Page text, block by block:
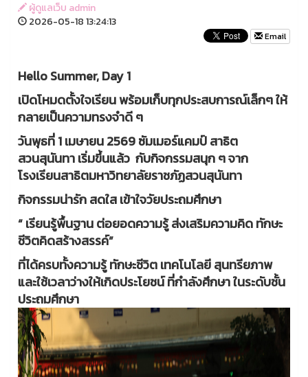
ผู้ดูแลเว็บ admin
2026-05-18 13:24:13
Email
Hello Summer, Day 1
เปิดโหมดตั้งใจเรียน พร้อมเก็บทุกประสบการณ์เล็กๆ ให้
กลายเป็นความทรงจำดี ๆ
วันพุธที่ 1 เมษายน 2569 ซัมเมอร์แคมป์ สาธิต
สวนสุนันทา เริ่มขึ้นแล้ว กับกิจกรรมสนุก ๆ จาก
โรงเรียนสาธิตมหาวิทยาลัยราชภัฏสวนสุนันทา
กิจกรรมน่ารัก สดใส เข้าใจวัยประถมศึกษา
“ เรียนรู้พื้นฐาน ต่อยอดความรู้ ส่งเสริมความคิด ทักษะ
ชีวิตคิดสร้างสรรค์”
ที่ได้ครบทั้งความรู้ ทักษะชีวิต เทคโนโลยี สุนทรียภาพ
และใช้เวลาว่างให้เกิดประโยชน์ ที่กำลังศึกษา ในระดับชั้น
ประถมศึกษา